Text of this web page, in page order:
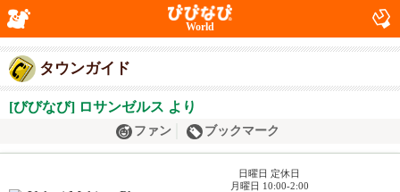
World
タウンガイド
[びびなび] ロサンゼルス より
ファン ブックマーク
日曜日 定休日
月曜日 10:00-2:00